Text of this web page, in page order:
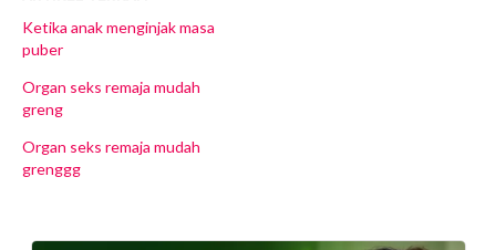
Ketika anak menginjak masa
puber
Organ seks remaja mudah
greng
Organ seks remaja mudah
grenggg